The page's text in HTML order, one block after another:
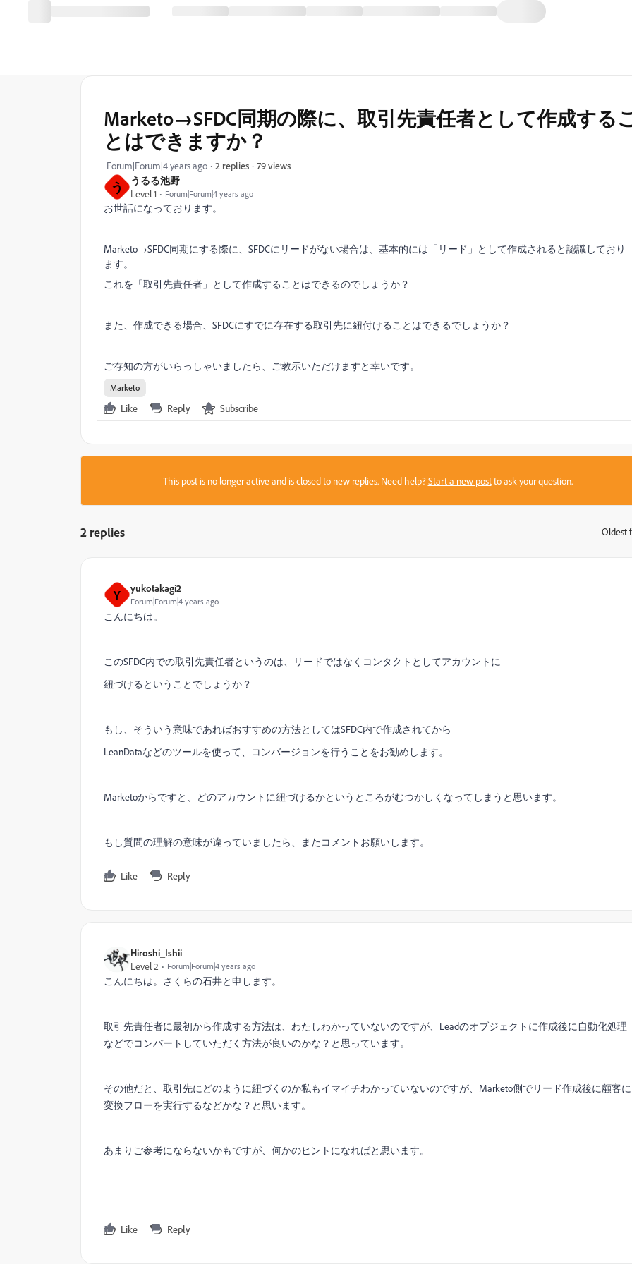
う
うるる池野
Level 1
Forum|Forum|4 years ago
Marketo→SFDC同期の際に、取引先責任者として作成する
とはできますか？
Forum|Forum|4 years ago 2 replies 79 views
お世話になっております。
Marketo→SFDC同期にする際に、SFDCにリードがない場合は、基本的には「リード」として作成されると認識しており
ます。
これを「取引先責任者」として作成することはできるのでしょうか？
また、作成できる場合、SFDCにすでに存在する取引先に紐付けることはできるでしょうか？
ご存知の方がいらっしゃいましたら、ご教示いただけますと幸いです。
Marketo
Like Reply Subscribe
This post is no longer active and is closed to new replies. Need help?Start a new postto ask your question.
2 replies Oldest
Y yukotakagi2
Forum|Forum|4 years ago
こんにちは。
このSFDC内での取引先責任者というのは、リードではなくコンタクトとしてアカウントに
紐づけるということでしょうか？
もし、そういう意味であればおすすめの方法としてはSFDC内で作成されてから
LeanDataなどのツールを使って、コンバージョンを行うことをお勧めします。
Marketoからですと、どのアカウントに紐づけるかというところがむつかしくなってしまうと思います。
もし質問の理解の意味が違っていましたら、またコメントお願いします。
Like Reply
Hiroshi_Ishii
Level 2
Forum|Forum|4 years ago
こんにちは。さくらの石井と申します。
取引先責任者に最初から作成する方法は、わたしわかっていないのですが、Leadのオブジェクトに作成後に自動化処理
などでコンバートしていただく方法が良いのかな？と思っています。
その他だと、取引先にどのように紐づくのか私もイマイチわかっていないのですが、Marketo側でリード作成後に顧客に
変換フローを実行するなどかな？と思います。
あまりご参考にならないかもですが、何かのヒントになればと思います。
Like Reply